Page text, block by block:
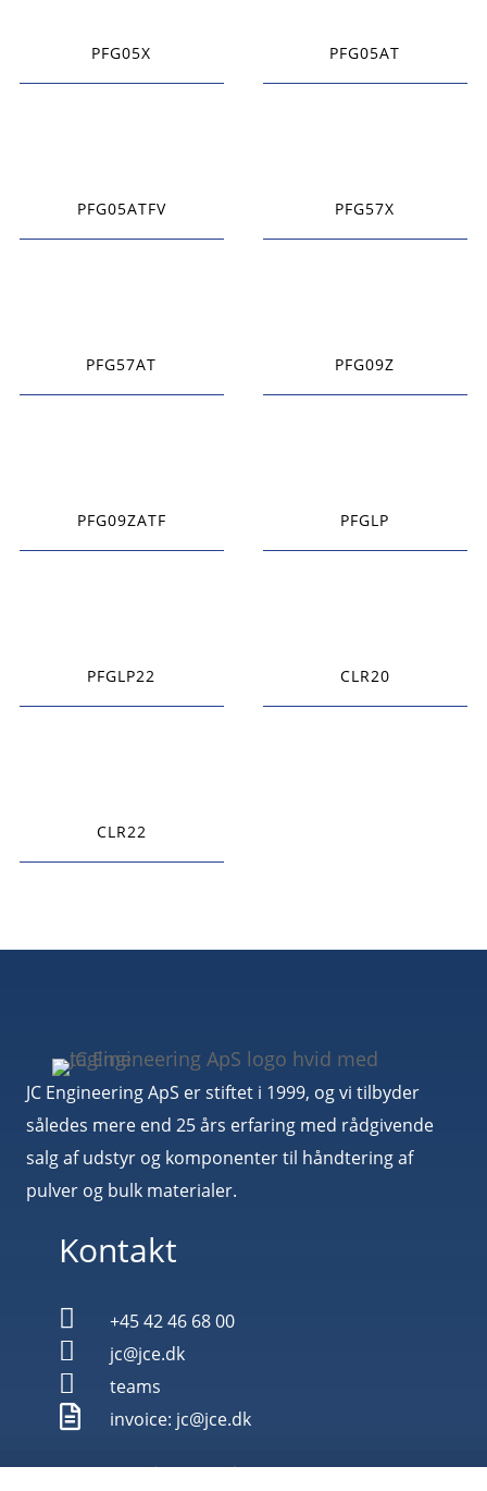
PFG05X PFG05AT
PFG05ATFV PFG57X
PFG57AT PFG09Z
PFG09ZATF PFGLP
PFGLP22 CLR20
CLR22
JC Engineering ApS er stiftet i 1999, og vi tilbyder
således mere end 25 års erfaring med rådgivende
salg af udstyr og komponenter til håndtering af
pulver og bulk materialer.
Kontakt
 +45 42 46 68 00
 jc@jce.dk
 teams
 invoice: jc@jce.dk
JC Engineering ApS